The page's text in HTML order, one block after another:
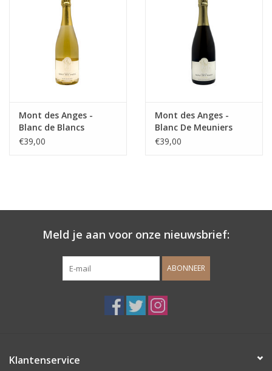
Mont des Anges -
Blanc de Blancs
€39,00
Mont des Anges -
Blanc De Meuniers
€39,00
Meld je aan voor onze nieuwsbrief:
ABONNEER
Klantenservice